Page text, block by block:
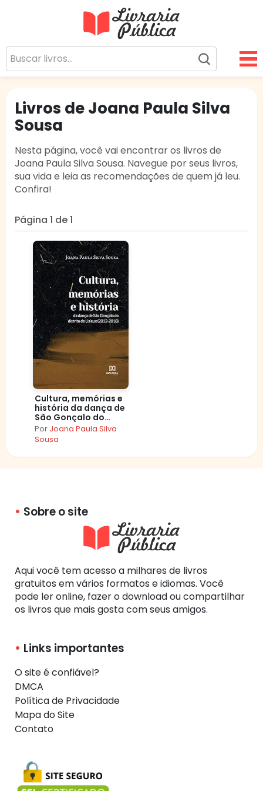
Sua Biblioteca Virtual Gratuita
Livros de Joana Paula Silva
Sousa
Nesta página, você vai encontrar os livros de
Joana Paula Silva Sousa. Navegue por seus livros,
sua vida e leia as recomendações de quem já leu.
Confira!
Página 1 de 1
Cultura, memórias e
história da dança de
São Gonçalo do
distrito de Lisieux
(2012–2018)
Por Joana Paula Silva
Sousa
Sobre o site
Aqui você tem acesso a milhares de livros
gratuitos em vários formatos e idiomas. Você
pode ler online, fazer o download ou compartilhar
os livros que mais gosta com seus amigos.
Links importantes
O site é confiável?
DMCA
Política de Privacidade
Mapa do Site
Contato